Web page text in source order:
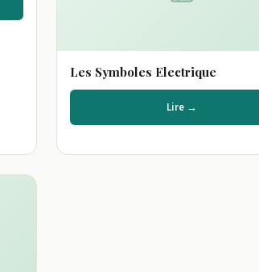
Les Symboles Electrique
Lire →